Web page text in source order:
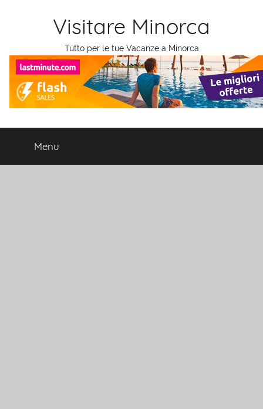
Visitare Minorca
Tutto per le tue Vacanze a Minorca
Menu